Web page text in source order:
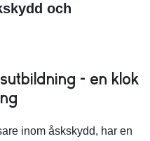
och
– en klok
inom åskskydd, har en